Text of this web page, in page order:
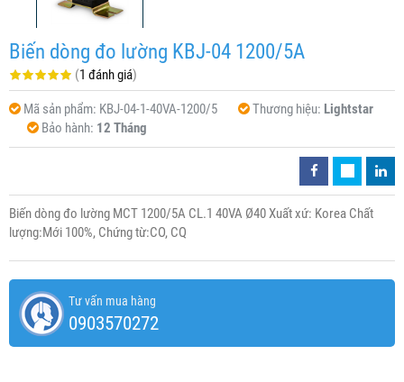
Biến dòng đo lường KBJ-04 1200/5A
(1 đánh giá)
Mã sản phẩm: KBJ-04-1-40VA-1200/5 Thương hiệu: Lightstar
Bảo hành: 12 Tháng
Biến dòng đo lường MCT 1200/5A CL.1 40VA Ø40 Xuất xứ: Korea Chất
lượng:Mới 100%, Chứng từ:CO, CQ
Tư vấn mua hàng
0903570272